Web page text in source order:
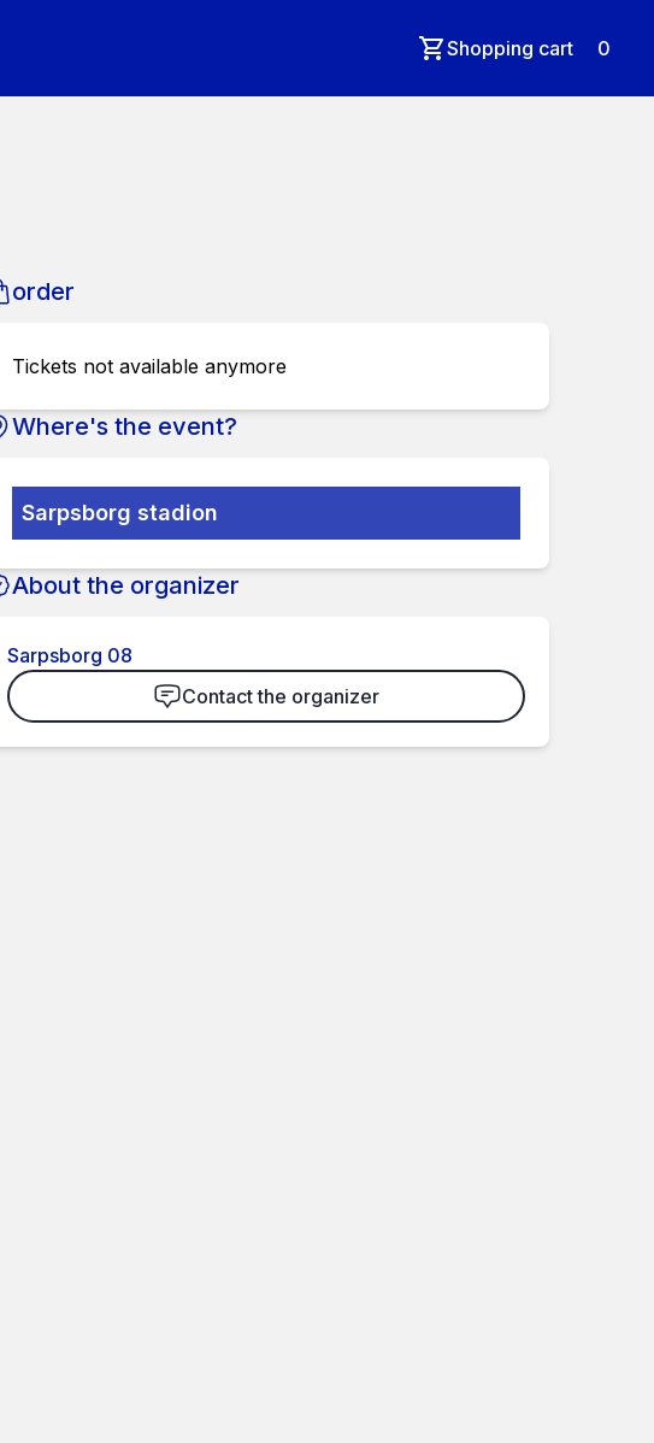
Shopping cart 0
order
Tickets not available anymore
Where's the event?
Sarpsborg stadion
About the organizer
Sarpsborg 08
Contact the organizer